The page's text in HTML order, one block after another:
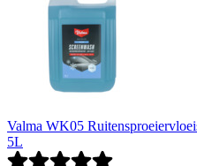
Valma WK05
5L